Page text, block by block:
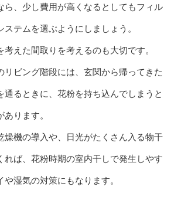
ら、少し費用が高くなるとしてもフィル
ステムを選ぶようにしましょう。
考えた間取りを考えるのも大切です。
リビング階段には、玄関から帰ってきた
通るときに、花粉を持ち込んでしまうと
ります。
燥機の導入や、日光がたくさん入る物干
れば、花粉時期の室内干しで発生しやす
や湿気の対策にもなります。